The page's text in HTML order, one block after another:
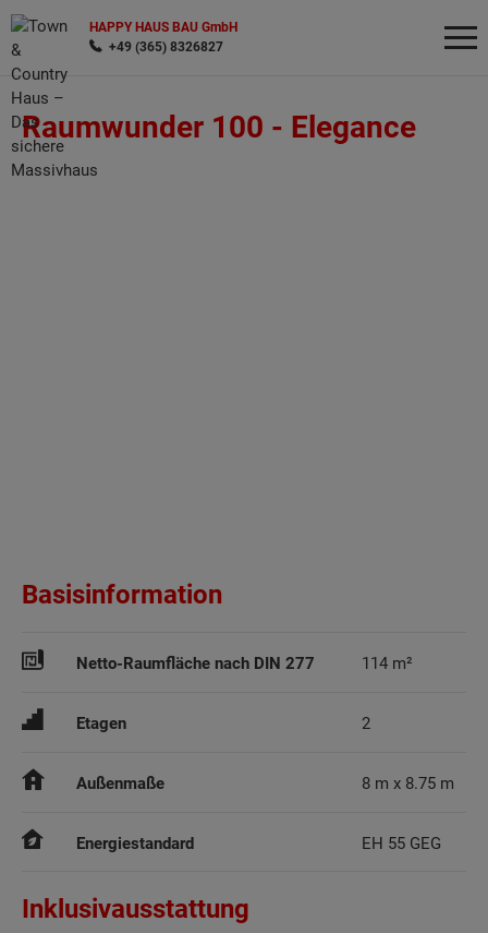
HAPPY HAUS BAU GmbH
+49 (365) 8326827
Raumwunder 100 - Elegance
Basisinformation
Netto-Raumfläche nach DIN 277 114 m²
Etagen 2
Außenmaße 8 m x 8.75 m
Energiestandard EH 55 GEG
Inklusivausstattung
Wonach möchten Sie suchen?